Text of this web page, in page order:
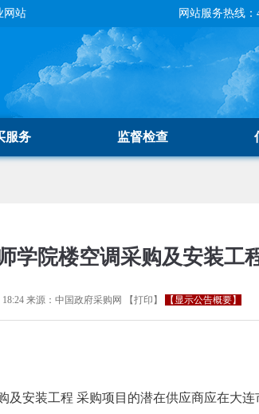
网站 网站服务热线
服务 监督检查
学院楼空调采购及安装工
来源： 中国政府采购网 【打印 】 【显示公告概要】
及安装工程 采购项目的潜在供应商应在大